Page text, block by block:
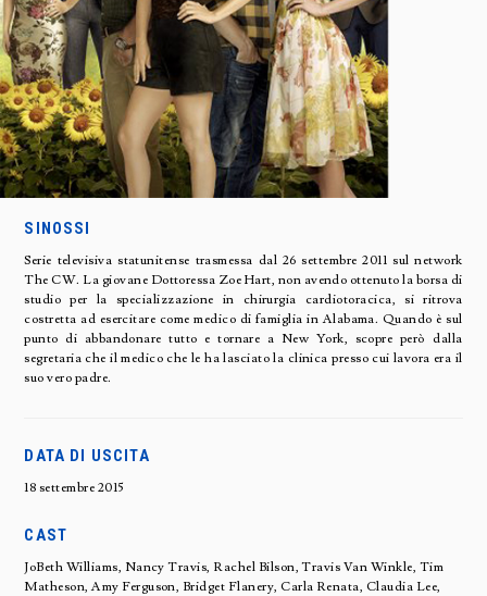
SINOSSI
Serie televisiva statunitense trasmessa dal 26 settembre 2011 sul network
The CW. La giovane Dottoressa Zoe Hart, non avendo ottenuto la borsa di
studio per la specializzazione in chirurgia cardiotoracica, si ritrova
costretta ad esercitare come medico di famiglia in Alabama. Quando è sul
punto di abbandonare tutto e tornare a New York, scopre però dalla
segretaria che il medico che le ha lasciato la clinica presso cui lavora era il
suo vero padre.
DATA DI USCITA
18 settembre 2015
CAST
JoBeth Williams, Nancy Travis, Rachel Bilson, Travis Van Winkle, Tim
Matheson, Amy Ferguson, Bridget Flanery, Carla Renata, Claudia Lee,